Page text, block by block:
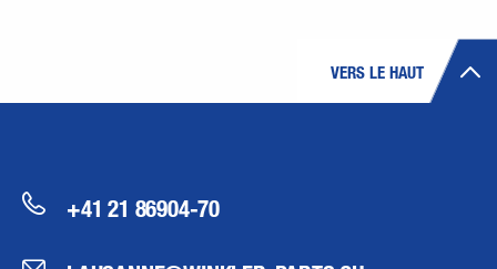
VERS LE HAUT
+41 21 86904-70